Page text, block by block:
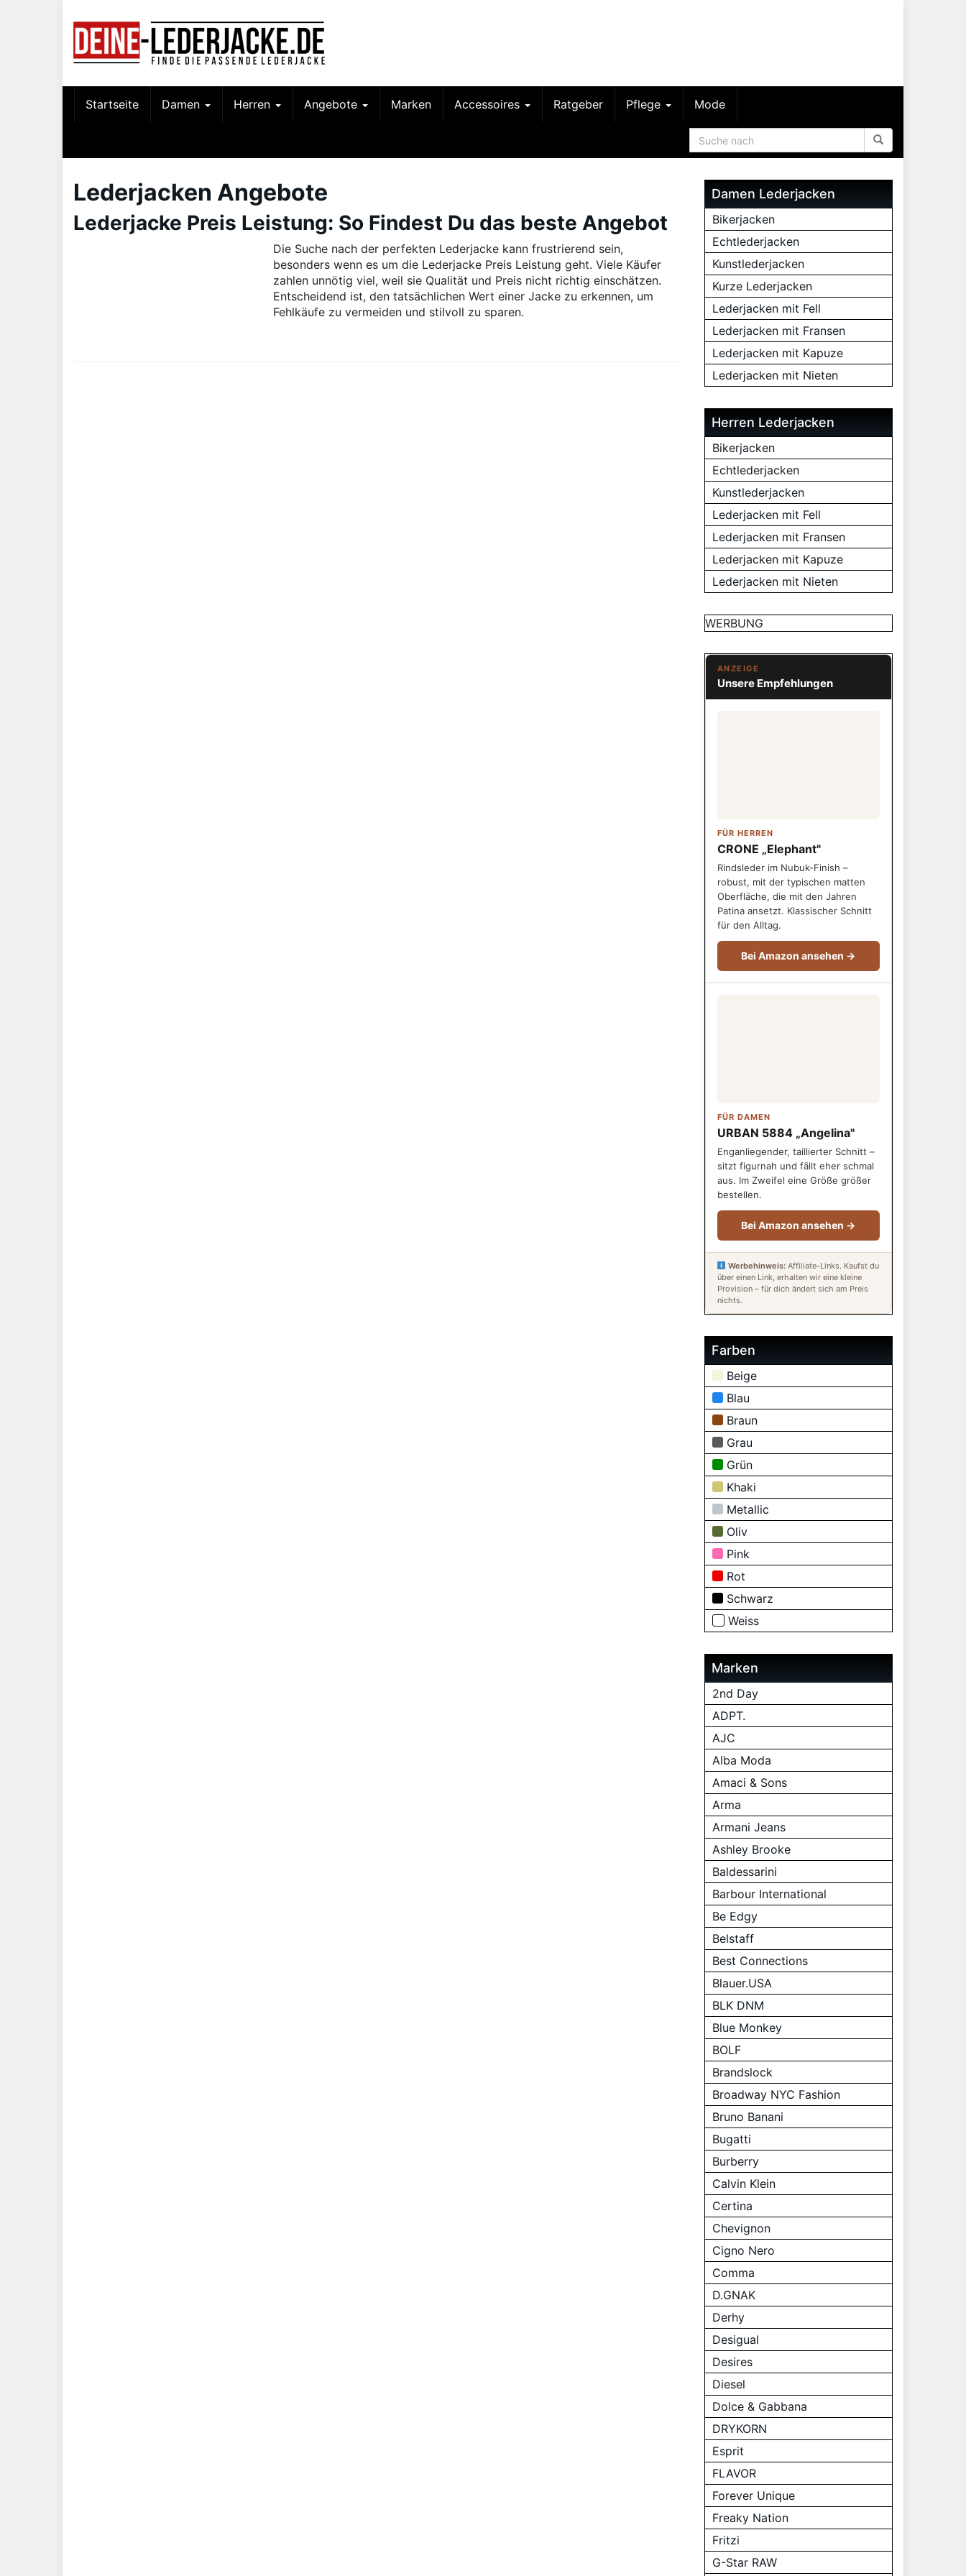
Startseite Damen Herren Angebote Marken Accessoires Ratgeber Pflege Mode
Lederjacken Angebote
Lederjacke Preis Leistung: So Findest Du das beste Angebot
Die Suche nach der perfekten Lederjacke kann frustrierend sein,
besonders wenn es um die Lederjacke Preis Leistung geht. Viele Käufer
zahlen unnötig viel, weil sie Qualität und Preis nicht richtig einschätzen.
Entscheidend ist, den tatsächlichen Wert einer Jacke zu erkennen, um
Fehlkäufe zu vermeiden und stilvoll zu sparen.
Damen Lederjacken
Bikerjacken
Echtlederjacken
Kunstlederjacken
Kurze Lederjacken
Lederjacken mit Fell
Lederjacken mit Fransen
Lederjacken mit Kapuze
Lederjacken mit Nieten
Herren Lederjacken
Bikerjacken
Echtlederjacken
Kunstlederjacken
Lederjacken mit Fell
Lederjacken mit Fransen
Lederjacken mit Kapuze
Lederjacken mit Nieten
WERBUNG
ANZEIGE
Unsere Empfehlungen
FÜR HERREN
CRONE „Elephant"
Rindsleder im Nubuk-Finish –
robust, mit der typischen matten
Oberfläche, die mit den Jahren
Patina ansetzt. Klassischer Schnitt
für den Alltag.
Bei Amazon ansehen →
FÜR DAMEN
URBAN 5884 „Angelina"
Enganliegender, taillierter Schnitt –
sitzt figurnah und fällt eher schmal
aus. Im Zweifel eine Größe größer
bestellen.
Bei Amazon ansehen →
Werbehinweis: Affiliate-Links. Kaufst du
über einen Link, erhalten wir eine kleine
Provision – für dich ändert sich am Preis
nichts.
Farben
Beige
Blau
Braun
Grau
Grün
Khaki
Metallic
Oliv
Pink
Rot
Schwarz
Weiss
Marken
2nd Day
ADPT.
AJC
Alba Moda
Amaci & Sons
Arma
Armani Jeans
Ashley Brooke
Baldessarini
Barbour International
Be Edgy
Belstaff
Best Connections
Blauer.USA
BLK DNM
Blue Monkey
BOLF
Brandslock
Broadway NYC Fashion
Bruno Banani
Bugatti
Burberry
Calvin Klein
Certina
Chevignon
Cigno Nero
Comma
D.GNAK
Derhy
Desigual
Desires
Diesel
Dolce & Gabbana
DRYKORN
Esprit
FLAVOR
Forever Unique
Freaky Nation
Fritzi
G-Star RAW